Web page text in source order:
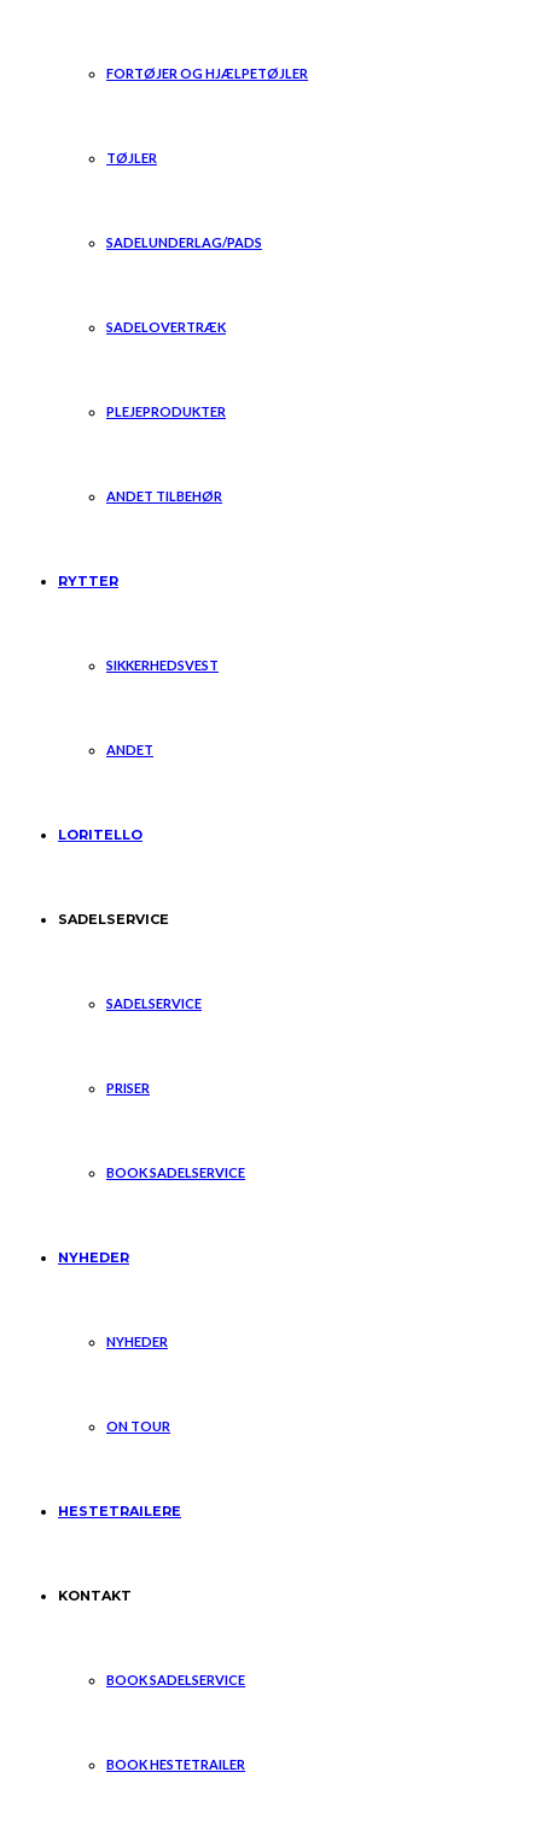
FORTØJER OG HJÆLPETØJLER
TØJLER
SADELUNDERLAG/PADS
SADELOVERTRÆK
PLEJEPRODUKTER
ANDET TILBEHØR
RYTTER
SIKKERHEDSVEST
ANDET
LORITELLO
SADELSERVICE
SADELSERVICE
PRISER
BOOK SADELSERVICE
NYHEDER
NYHEDER
ON TOUR
HESTETRAILERE
KONTAKT
BOOK SADELSERVICE
BOOK HESTETRAILER